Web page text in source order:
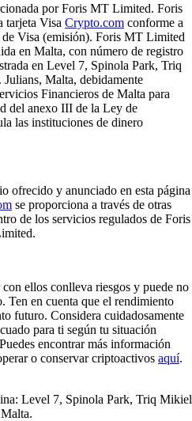
por Foris MT Limited. Foris
tarjeta Visa Crypto.com conforme a
Visa (emisión). Foris MT Limited
en Malta, con número de registro
en Level 7, Spinola Park, Triq
Malta, debidamente
Financieros de Malta para
del anexo III de la Ley de
las instituciones de dinero
ofrecido y anunciado en esta página
se proporciona a través de otras
de los servicios regulados de Foris
ellos conlleva riesgos y puede no
Ten en cuenta que el rendimiento
futuro. Considera cuidadosamente
para ti según tu situación
encontrar más información
o conservar criptoactivos aquí.
Level 7, Spinola Park, Triq Mikiel